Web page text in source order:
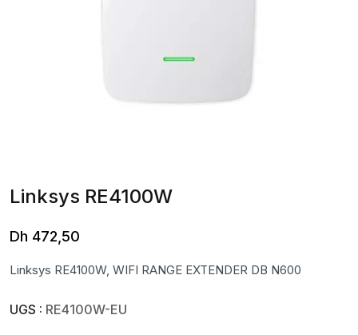
Linksys RE4100W
Dh 472,50
Linksys RE4100W, WIFI RANGE EXTENDER DB N600
UGS : RE4100W-EU